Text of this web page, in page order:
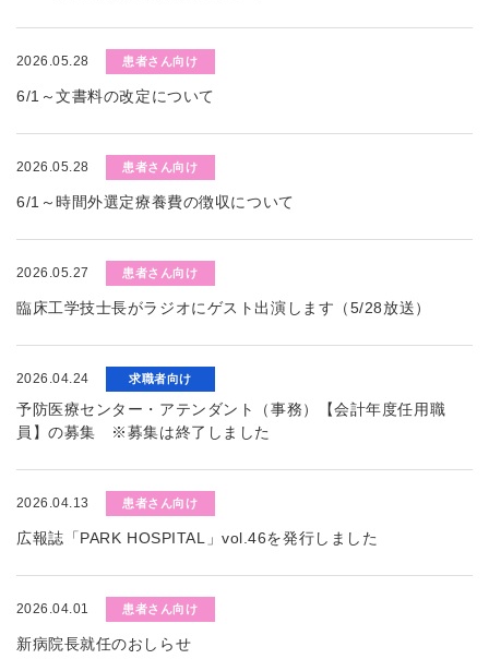
2026.05.28 患者さん向け
6/1～文書料の改定について
2026.05.28 患者さん向け
6/1～時間外選定療養費の徴収について
2026.05.27 患者さん向け
臨床工学技士長がラジオにゲスト出演します（5/28放送）
2026.04.24 求職者向け
予防医療センター・アテンダント（事務）【会計年度任用職
員】の募集 ※募集は終了しました
2026.04.13 患者さん向け
広報誌「PARK HOSPITAL」vol.46を発行しました
2026.04.01 患者さん向け
新病院長就任のおしらせ